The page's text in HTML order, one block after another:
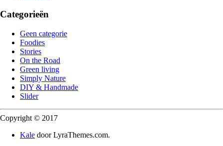
Categorieën
Geen categorie
Foodies
Stories
On the Road
Green living
Simply Nature
DIY & Handmade
Slider
Copyright © 2017
Kale door LyraThemes.com.